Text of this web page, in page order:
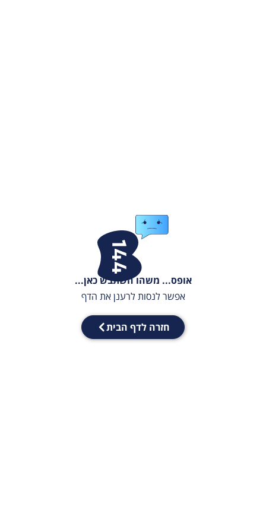
אופס... משהו השתבש כאן...
אפשר לנסות לרענן את הדף
חזרה לדף הבית